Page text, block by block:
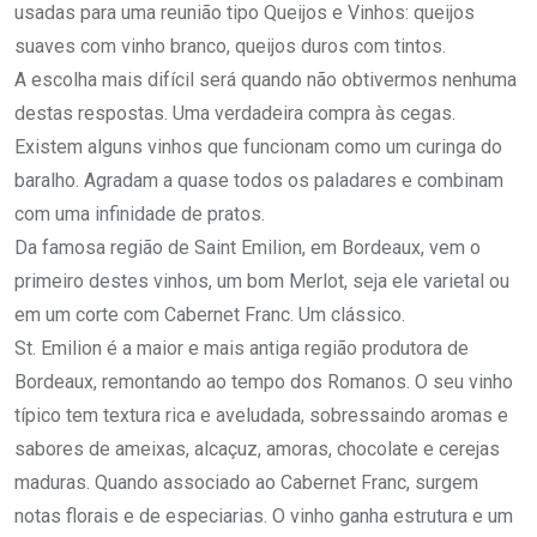
usadas para uma reunião tipo Queijos e Vinhos: queijos
suaves com vinho branco, queijos duros com tintos.
A escolha mais difícil será quando não obtivermos nenhuma
destas respostas. Uma verdadeira compra às cegas.
Existem alguns vinhos que funcionam como um curinga do
baralho. Agradam a quase todos os paladares e combinam
com uma infinidade de pratos.
Da famosa região de Saint Emilion, em Bordeaux, vem o
primeiro destes vinhos, um bom Merlot, seja ele varietal ou
em um corte com Cabernet Franc. Um clássico.
St. Emilion é a maior e mais antiga região produtora de
Bordeaux, remontando ao tempo dos Romanos. O seu vinho
típico tem textura rica e aveludada, sobressaindo aromas e
sabores de ameixas, alcaçuz, amoras, chocolate e cerejas
maduras. Quando associado ao Cabernet Franc, surgem
notas florais e de especiarias. O vinho ganha estrutura e um